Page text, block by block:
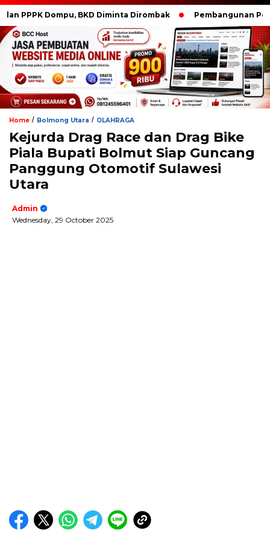
Dompu, BKD Diminta Dirombak Pembangunan
Home / Bolmong Utara / OLAHRAGA
Kejurda Drag Race dan Drag Bike
Piala Bupati Bolmut Siap Guncang
Panggung Otomotif Sulawesi
Utara
Admin
Wednesday, 29 October 2025